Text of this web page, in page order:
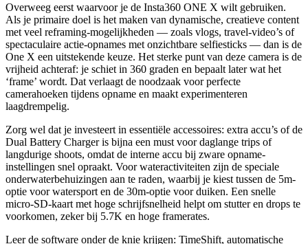
Overweeg eerst waarvoor je de Insta360 ONE X wilt gebruiken.
Als je primaire doel is het maken van dynamische, creatieve content
met veel reframing-mogelijkheden — zoals vlogs, travel-video’s of
spectaculaire actie-opnames met onzichtbare selfiesticks — dan is de
One X een uitstekende keuze. Het sterke punt van deze camera is de
vrijheid achteraf: je schiet in 360 graden en bepaalt later wat het
‘frame’ wordt. Dat verlaagt de noodzaak voor perfecte
camerahoeken tijdens opname en maakt experimenteren
laagdrempelig.
Zorg wel dat je investeert in essentiële accessoires: extra accu’s of de
Dual Battery Charger is bijna een must voor daglange trips of
langdurige shoots, omdat de interne accu bij zware opname-
instellingen snel opraakt. Voor wateractiviteiten zijn de speciale
onderwaterbehuizingen aan te raden, waarbij je kiest tussen de 5m-
optie voor watersport en de 30m-optie voor duiken. Een snelle
micro‑SD-kaart met hoge schrijfsnelheid helpt om stutter en drops te
voorkomen, zeker bij 5.7K en hoge framerates.
Leer de software onder de knie krijgen: TimeShift, automatische